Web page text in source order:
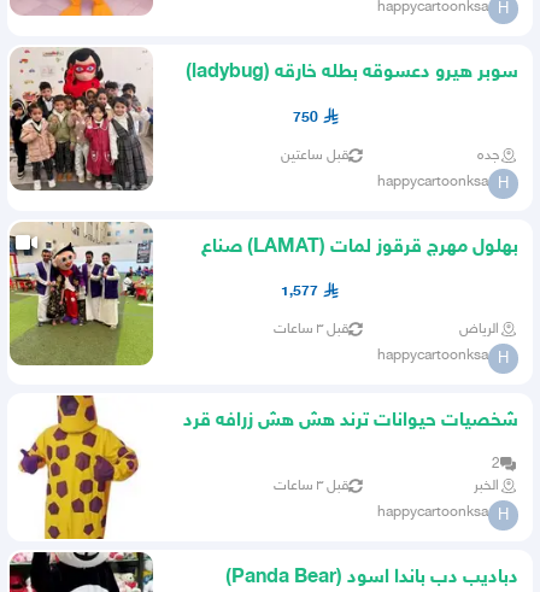
H
happycartoonksa
سوبر هيرو دعسوقه بطله خارقه (ladybug)
750
جده قبل ساعتين
H
happycartoonksa
بهلول مهرج قرقوز لمات (LAMAT) صناع
1,577
الرياض قبل ٣ ساعات
H
happycartoonksa
شخصيات حيوانات ترند هش هش زرافه قرد
2
الخبر
قبل ٣ ساعات
H
happycartoonksa
دباديب دب باندا اسود (Panda Bear)